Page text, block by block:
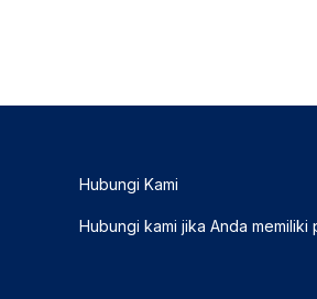
Hubungi Kami
Hubungi kami jika Anda